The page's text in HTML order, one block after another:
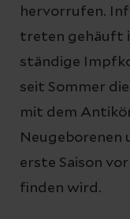
hervorrufen.
treten gehäuft
ständige
seit Sommer
mit dem
Neugeborenen
erste Saison
finden wird.